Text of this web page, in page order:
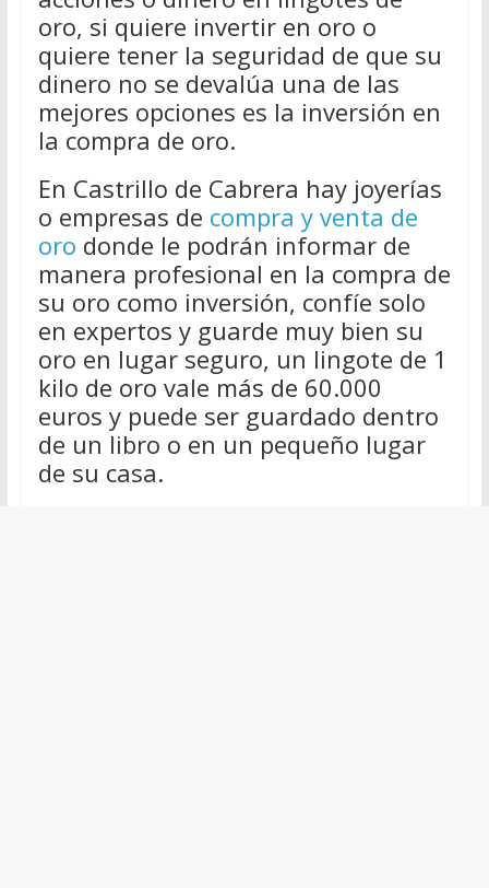
oro, si quiere invertir en oro o
quiere tener la seguridad de que su
dinero no se devalúa una de las
mejores opciones es la inversión en
la compra de oro.
En Castrillo de Cabrera hay joyerías
o empresas de compra y venta de
oro donde le podrán informar de
manera profesional en la compra de
su oro como inversión, confíe solo
en expertos y guarde muy bien su
oro en lugar seguro, un lingote de 1
kilo de oro vale más de 60.000
euros y puede ser guardado dentro
de un libro o en un pequeño lugar
de su casa.